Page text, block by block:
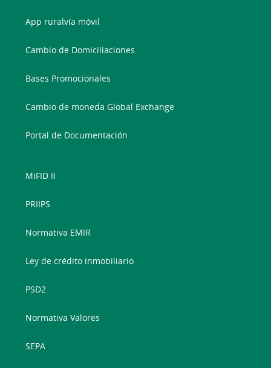
App ruralvía móvil
Cambio de Domiciliaciones
Bases Promocionales
Cambio de moneda Global Exchange
Portal de Documentación
MiFID II
PRIIPS
Normativa EMIR
Ley de crédito inmobiliario
PSD2
Normativa Valores
SEPA